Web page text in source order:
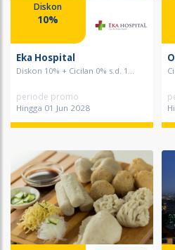
Diskon
10%
Eka Hospital
Diskon 10% + Cicilan 0% s.d. 1...
periode promo
Hingga 01 Jun 2028